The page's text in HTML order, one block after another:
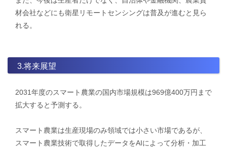
材会社などにも衛星リモートセンシングは普及が進むと見ら
れる。
3.将来展望
2031年度のスマート農業の国内市場規模は969億400万円まで
拡大すると予測する。
スマート農業は生産現場のみ領域では小さい市場であるが、
スマート農業技術で取得したデータをAIによって分析・加工